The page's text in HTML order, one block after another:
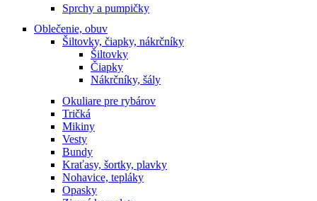
Sprchy a pumpičky
Oblečenie, obuv
Šiltovky, čiapky, nákrčníky
Šiltovky
Čiapky
Nákrčníky, šály
Okuliare pre rybárov
Tričká
Mikiny
Vesty
Bundy
Kraťasy, šortky, plavky
Nohavice, tepláky
Opasky